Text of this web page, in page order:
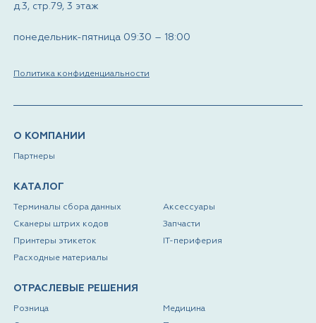
О КОМПАНИИ
Партнеры
КАТАЛОГ
Терминалы сбора данных
Сканеры штрих кодов
Принтеры этикеток
Расходные материалы
Аксессуары
Запчасти
IT-периферия
ОТРАСЛЕВЫЕ РЕШЕНИЯ
Розница
Медицина
д.3, стр.79, 3 этаж
понедельник-пятница 09:30 – 18:00
Политика конфиденциальности